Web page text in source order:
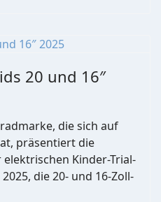
20 und 16″
die sich auf
präsentiert die
Kinder-Trial-
die 20- und 16-Zoll-